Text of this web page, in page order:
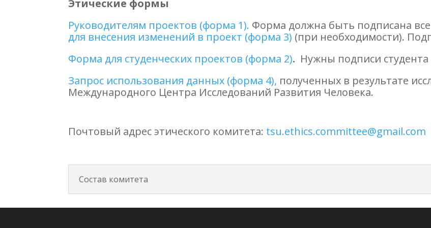
Этические формы
Руководителям проектов (форма 1). Форма должна быть подписана
для внесения изменений в проект (форма 3) (при необходимости).
Форма для студенческих проектов (форма 2). Нужны подписи
Запрос использования данных (форма 4), полученных в результате
Международного Центра Исследований Развития Человека.
Почтовый адрес этического комитета: tsu.ethics.committee@gmail.com
Состав комитета